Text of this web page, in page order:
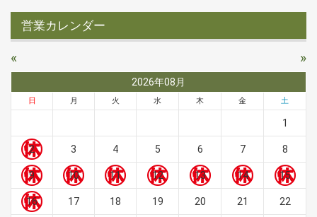
営業カレンダー
« »
2026年08月
日 月 火 水 木 金 土
1
2 3 4 5 6 7 8
9 10 11 12 13 14 15
16 17 18 19 20 21 22